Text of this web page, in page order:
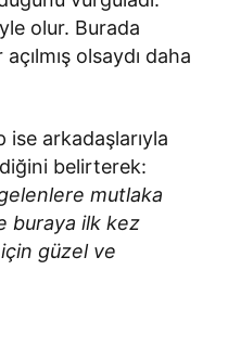
olur. Burada
olsaydı daha
ise arkadaşlarıyla
belirterek:
mutlaka
buraya ilk kez
güzel ve